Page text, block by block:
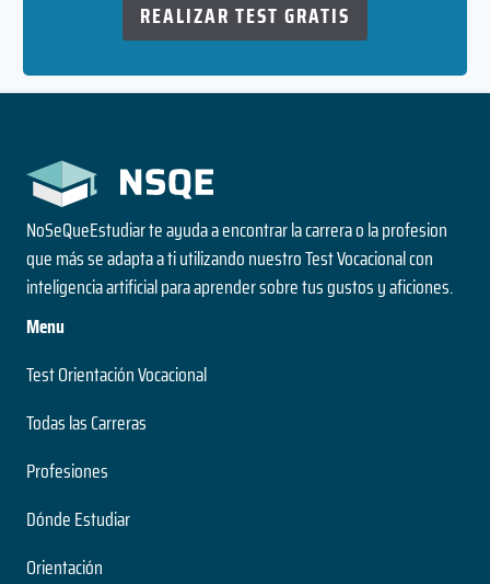
REALIZAR TEST GRATIS
NoSeQueEstudiar te ayuda a encontrar la carrera o la profesion
que más se adapta a ti utilizando nuestro Test Vocacional con
inteligencia artificial para aprender sobre tus gustos y aficiones.
Menu
Test Orientación Vocacional
Todas las Carreras
Profesiones
Dónde Estudiar
Orientación